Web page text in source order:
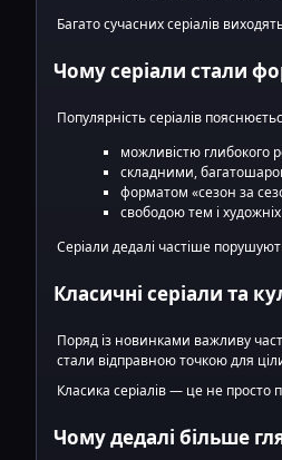
Багато сучасних серіалів
Чому серіали стали
Популярність серіалів
можливістю глибокого
складними,
форматом «сезон за
свободою тем і
Серіали дедалі частіше
Класичні серіали та
Поряд із новинками важливу
стали відправною точкою для
Класика серіалів — це не просто
Чому дедалі більше